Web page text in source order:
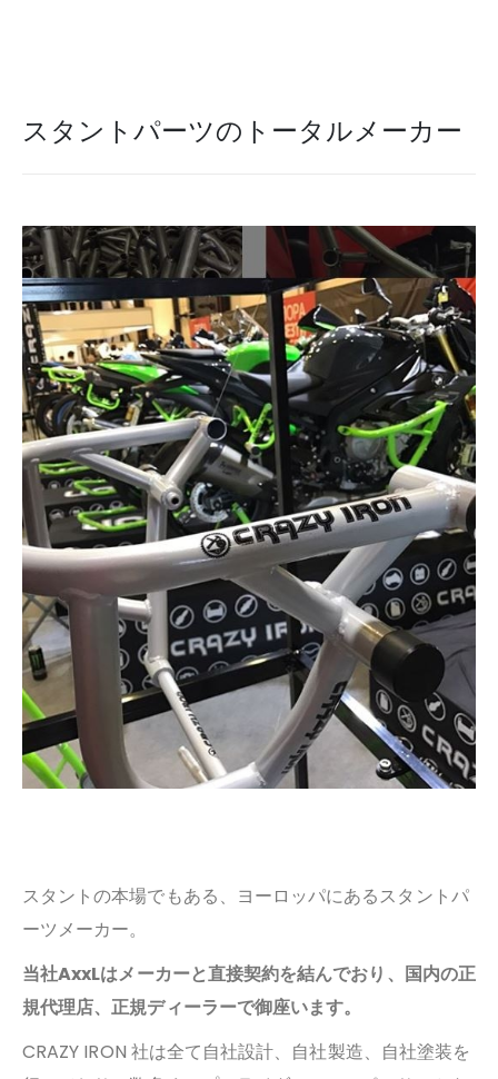
スタントパーツのトータルメーカー
スタントの本場でもある、ヨーロッパにあるスタントパ
ーツメーカー。
当社AxxLはメーカーと直接契約を結んでおり、国内の正
規代理店、正規ディーラーで御座います。
CRAZY IRON 社は全て自社設計、自社製造、自社塗装を